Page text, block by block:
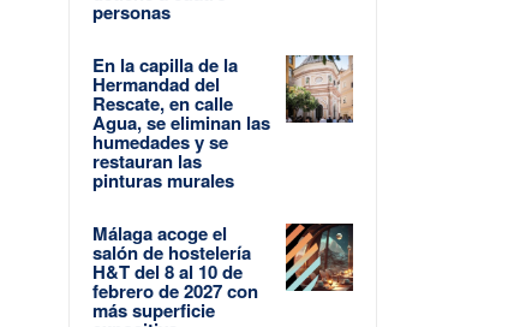
personas
En la capilla de la
Hermandad del
Rescate, en calle
Agua, se eliminan las
humedades y se
restauran las
pinturas murales
Málaga acoge el
salón de hostelería
H&T del 8 al 10 de
febrero de 2027 con
más superficie